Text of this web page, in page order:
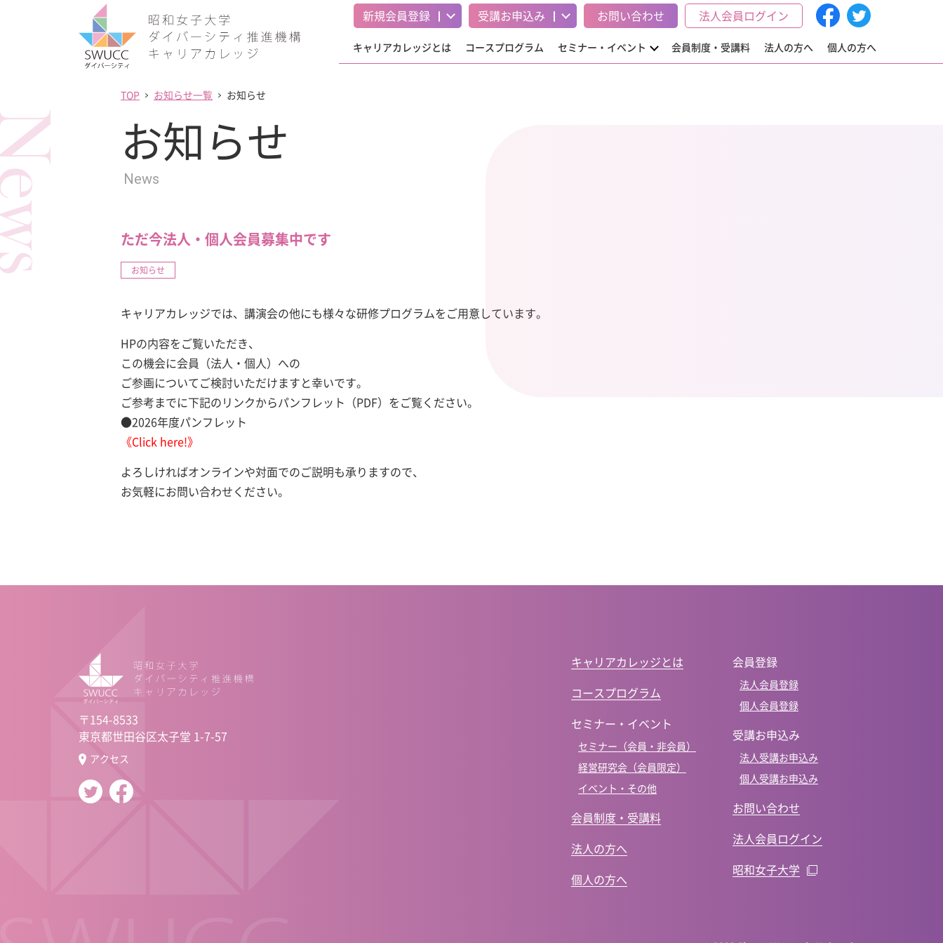
新規会員登録 受講お申込み お問い合わせ 法人会員ログイン
キャリアカレッジとは コースプログラム セミナー・イベント 会員制度・受講料 法人の方へ 個人の方へ
TOP お知らせ一覧 お知らせ
お知らせ
News
ただ今法人・個人会員募集中です
お知らせ
キャリアカレッジでは、講演会の他にも様々な研修プログラムをご用意しています。
HPの内容をご覧いただき、
この機会に会員（法人・個人）への
ご参画についてご検討いただけますと幸いです。
ご参考までに下記のリンクからパンフレット（PDF）をご覧ください。
●2026年度パンフレット
《Click here!》
よろしければオンラインや対面でのご説明も承りますので、
お気軽にお問い合わせください。
〒154-8533
東京都世田谷区太子堂 1-7-57
アクセス
キャリアカレッジとは
コースプログラム
セミナー・イベント
セミナー（会員・非会員）
経営研究会（会員限定）
イベント・その他
会員制度・受講料
法人の方へ
個人の方へ
会員登録
法人会員登録
個人会員登録
受講お申込み
法人受講お申込み
個人受講お申込み
お問い合わせ
法人会員ログイン
昭和女子大学